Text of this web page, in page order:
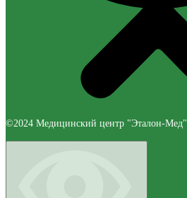
©2024 Медицинский центр "Эталон-Мед"